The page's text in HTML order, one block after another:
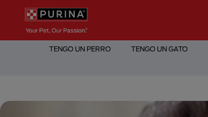
Pasar al contenido principal
Menú Secundario Purina
Menú Principal Purina
TENGO UN PERRO TENGO UN GATO